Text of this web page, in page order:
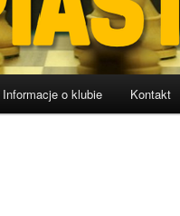
Informacje o klubie Kontakt